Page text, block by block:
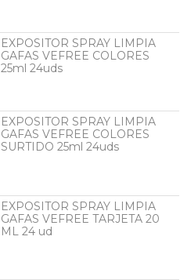
EXPOSITOR SPRAY LIMPIA
GAFAS VEFREE COLORES
25ml 24uds
EXPOSITOR SPRAY LIMPIA
GAFAS VEFREE COLORES
SURTIDO 25ml 24uds
EXPOSITOR SPRAY LIMPIA
GAFAS VEFREE TARJETA 20
ML 24 ud